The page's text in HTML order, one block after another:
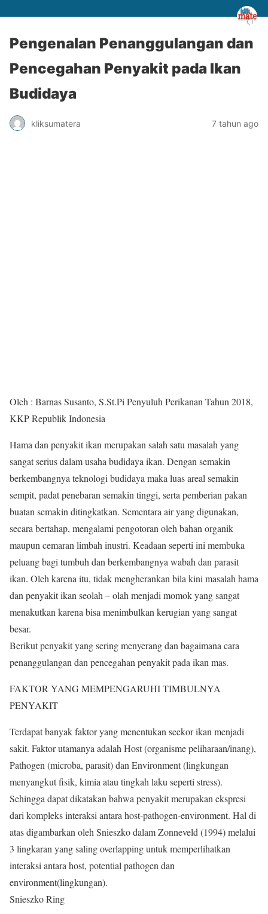
Pengenalan Penanggulangan dan
Pencegahan Penyakit pada Ikan
Budidaya
kliksumatera 7 tahun ago
Oleh : Barnas Susanto, S.St.Pi Penyuluh Perikanan Tahun 2018,
KKP Republik Indonesia
Hama dan penyakit ikan merupakan salah satu masalah yang
sangat serius dalam usaha budidaya ikan. Dengan semakin
berkembangnya teknologi budidaya maka luas areal semakin
sempit, padat penebaran semakin tinggi, serta pemberian pakan
buatan semakin ditingkatkan. Sementara air yang digunakan,
secara bertahap, mengalami pengotoran oleh bahan organik
maupun cemaran limbah inustri. Keadaan seperti ini membuka
peluang bagi tumbuh dan berkembangnya wabah dan parasit
ikan. Oleh karena itu, tidak mengherankan bila kini masalah hama
dan penyakit ikan seolah – olah menjadi momok yang sangat
menakutkan karena bisa menimbulkan kerugian yang sangat
besar.
Berikut penyakit yang sering menyerang dan bagaimana cara
penanggulangan dan pencegahan penyakit pada ikan mas.
FAKTOR YANG MEMPENGARUHI TIMBULNYA
PENYAKIT
Terdapat banyak faktor yang menentukan seekor ikan menjadi
sakit. Faktor utamanya adalah Host (organisme peliharaan/inang),
Pathogen (microba, parasit) dan Environment (lingkungan
menyangkut fisik, kimia atau tingkah laku seperti stress).
Sehingga dapat dikatakan bahwa penyakit merupakan ekspresi
dari kompleks interaksi antara host-pathogen-environment. Hal di
atas digambarkan oleh Snieszko dalam Zonneveld (1994) melalui
3 lingkaran yang saling overlapping untuk memperlihatkan
interaksi antara host, potential pathogen dan
environment(lingkungan).
Snieszko Ring